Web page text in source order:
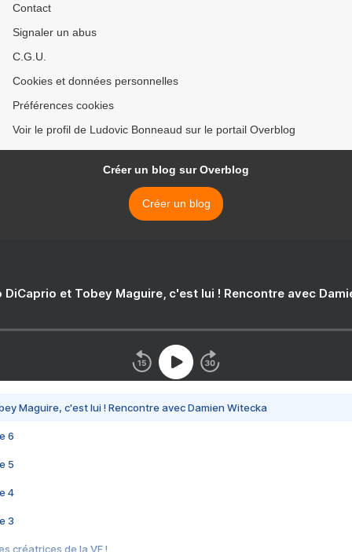
Contact
Signaler un abus
C.G.U.
Cookies et données personnelles
Préférences cookies
Voir le profil de Ludovic Bonneaud sur le portail Overblog
Créer un blog sur Overblog
Créer un blog
DiCaprio et Tobey Maguire, c'est lui ! Rencontre avec
Maguire, c'est lui ! Rencontre avec Damien Witecka
6
5
4
3
créatrices de la VF !